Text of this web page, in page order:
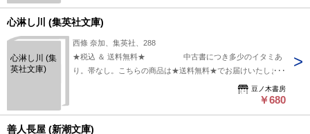
心淋し川 (集英社文庫)
心淋し川 (集
英社文庫)
西條 奈加、集英社、288
★税込 ＆ 送料無料★ 中古書につき多少のイタミあ
り。帯なし。こちらの商品は★送料無料★でお届けいたしま
豆ノ木書房
￥680
善人長屋 (新潮文庫)